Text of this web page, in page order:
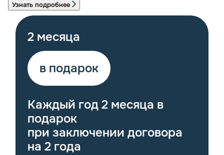
Узнать подробнее
2 месяца
в подарок
Каждый год 2 месяца в
подарок
при заключении договора
на 2 года